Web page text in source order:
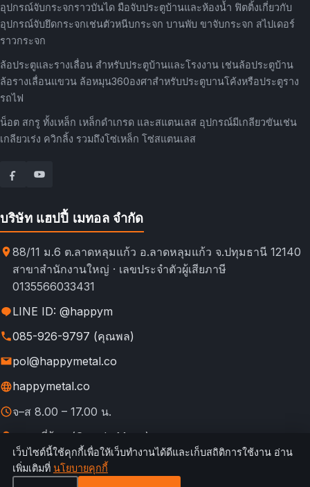
อุปกรณ์จับกระจกราวบันได มือจับประตูบ้านและห้องน้ำ ฟิตติ้งเกี่ยวกับ
อุปกรณ์จับยึดกระจกเช่นตัวหนีบกระจก บานพับ ขาจับกระจก สไปเดอร์
ราวกระจก
ล้อประตูและรางเลื่อน สำหรับประตูบ้านและโรงงาน เช่นล้อประตูบ้าน
ล้อรางเลื่อนแขวน ล้อหมุน360องศาสำหรับประตูบานโค้งหรือประตูราง
รถไฟ
น็อต สกรู ทั้งเหล็ก เหล็กดำเกรด และสแตนเลส อุปกรณ์มีเกลียวขันเช่น
เกลียวเร่ง ควิกลิ้ง รวมถึงโซ่เหล็ก โซ่สแตนเลส
บริษัท แฮปปี้ เมทอล จำกัด
88/11 ม.6 ต.ลาดหลุมแก้ว อ.ลาดหลุมแก้ว จ.ปทุมธานี 12140
สาขาสำนักงานใหญ่ · เลขประจำตัวผู้เสียภาษี
0135566033431
LINE ID: @happym
085-926-9797 (คุณพล)
pol@happymetal.co
happymetal.co
จ–ส 8.00 – 17.00 น.
ดูแผนที่ร้าน (Google Maps)
© 2026 happymetal.co. All rights reserved.
กฎการใช้งาน &
เว็บไซต์นี้ใช้คุกกี้เพื่อให้เว็บทำงานได้ดีและเก็บสถิติการใช้งาน อ่าน
เพิ่มเติมที่ นโยบายคุกกี้